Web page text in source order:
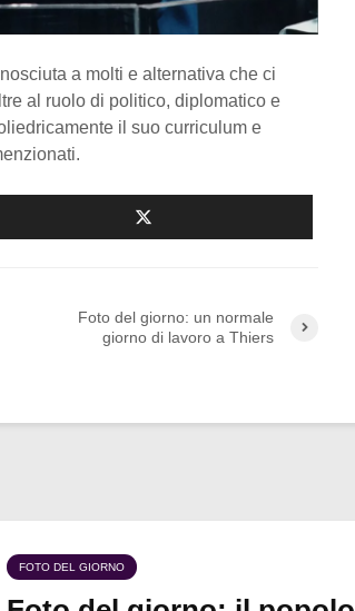
a molti e alternativa che ci
al ruolo di politico, diplomatico e
il suo curriculum e
Foto del giorno: un normale
giorno di lavoro a Thiers
FOTO DEL GIORNO